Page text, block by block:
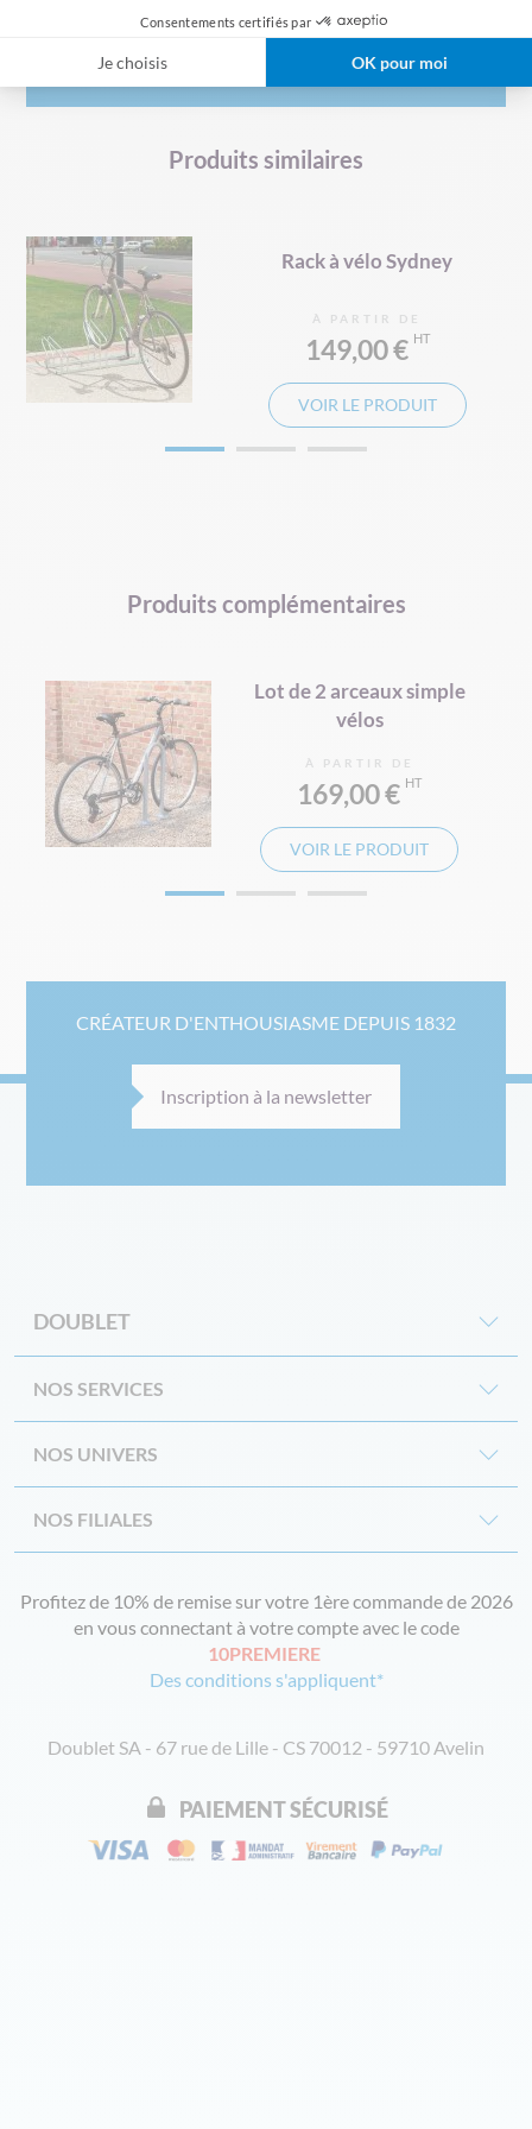
Consentements certifiés par
Je choisis OK pour moi
Avis clients
Produits similaires
Rack à vélo Sydney
À PARTIR DE
149,00 €
VOIR LE PRODUIT
Produits complémentaires
Lot de 2 arceaux simple
vélos
À PARTIR DE
169,00 €
VOIR LE PRODUIT
CRÉATEUR D'ENTHOUSIASME DEPUIS 1832
Inscription à la newsletter
DOUBLET
NOS SERVICES
NOS UNIVERS
NOS FILIALES
Profitez de 10% de remise sur votre 1ère commande de 2026
en vous connectant à votre compte avec le code
10PREMIERE
Des conditions s'appliquent*
Doublet SA - 67 rue de Lille - CS 70012 - 59710 Avelin
PAIEMENT SÉCURISÉ